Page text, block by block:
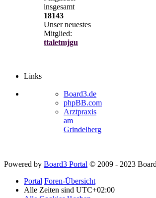
insgesamt
18143
Unser neuestes
Mitglied:
ttaletmjgu
Links
Board3.de
phpBB.com
Arztpraxis
am
Grindelberg
Powered by Board3 Portal © 2009 - 2023
Portal Foren-Übersicht
Alle Zeiten sind UTC+02:00